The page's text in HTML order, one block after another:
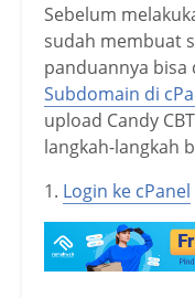
Sebelum
sudah membuat
panduannya bisa
Subdomain di
upload Candy
langkah-langkah
1. Login ke cPanel